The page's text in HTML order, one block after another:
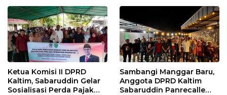
Ketua Komisi II DPRD
Kaltim, Sabaruddin Gelar
Sosialisasi Perda Pajak
Sambangi Manggar Baru,
Anggota DPRD Kaltim
Sabaruddin Panrecalle